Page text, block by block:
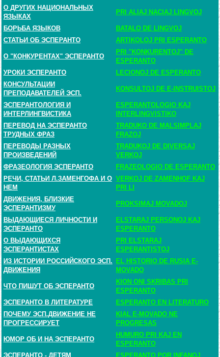
О ДРУГИХ НАЦИОНАЛЬНЫХ
ЯЗЫКАХ
PRI ALIAJ NACIAJ LINGVOJ
БОРЬБА ЯЗЫКОВ
BATALO DE LINGVOJ
СТАТЬИ ОБ ЭСПЕРАНТО
ARTIKOLOJ PRI ESPERANTO
О "КОНКУРЕНТАХ" ЭСПЕРАНТО
PRI "KONKURENTOJ" DE
ESPERANTO
УРОКИ ЭСПЕРАНТО
LECIONOJ DE ESPERANTO
КОНСУЛЬТАЦИИ
ПРЕПОДАВАТЕЛЕЙ ЭСП.
KONSULTOJ DE E-INSTRUISTOJ
ЭСПЕРАНТОЛОГИЯ И
ИНТЕРЛИНГВИСТИКА
ESPERANTOLOGIO KAJ
INTERLINGVISTIKO
ПЕРЕВОД НА ЭСПЕРАНТО
ТРУДНЫХ ФРАЗ
TRADUKO DE MALSIMPLAJ
FRAZOJ
ПЕРЕВОДЫ РАЗНЫХ
ПРОИЗВЕДЕНИЙ
TRADUKOJ DE DIVERSAJ
VERKOJ
ФРАЗЕОЛОГИЯ ЭСПЕРАНТО
FRAZEOLOGIO DE ESPERANTO
РЕЧИ, СТАТЬИ Л.ЗАМЕНГОФА И О
НЕМ
VERKOJ DE ZAMENHOF KAJ
PRI LI
ДВИЖЕНИЯ, БЛИЗКИЕ
ЭСПЕРАНТИЗМУ
PROKSIMAJ MOVADOJ
ВЫДАЮЩИЕСЯ ЛИЧНОСТИ И
ЭСПЕРАНТО
ELSTARAJ PERSONOJ KAJ
ESPERANTO
О ВЫДАЮЩИХСЯ
ЭСПЕРАНТИСТАХ
PRI ELSTARAJ
ESPERANTISTOJ
ИЗ ИСТОРИИ РОССИЙСКОГО ЭСП.
ДВИЖЕНИЯ
EL HISTORIO DE RUSIA E-
MOVADO
ЧТО ПИШУТ ОБ ЭСПЕРАНТО
KION ONI SKRIBAS PRI
ESPERANTO
ЭСПЕРАНТО В ЛИТЕРАТУРЕ
ESPERANTO EN LITERATURO
ПОЧЕМУ ЭСП.ДВИЖЕНИЕ НЕ
ПРОГРЕССИРУЕТ
KIAL E-MOVADO NE
PROGRESAS
ЮМОР ОБ И НА ЭСПЕРАНТО
HUMURO PRI KAJ EN
ESPERANTO
ЭСПЕРАНТО - ДЕТЯМ
ESPERANTO POR INFANOJ